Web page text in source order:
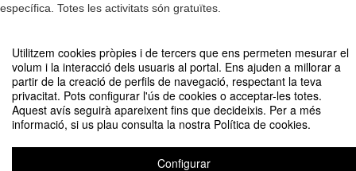
Utilitzem cookies pròpies i de tercers que ens permeten mesurar el
volum i la interacció dels usuaris al portal. Ens ajuden a millorar a
partir de la creació de perfils de navegació, respectant la teva
privacitat. Pots configurar l'ús de cookies o acceptar-les totes.
Aquest avís seguirà apareixent fins que decideixis. Per a més
informació, si us plau consulta la nostra Política de cookies.
Configurar
específica. Totes les activitats són gratuïtes.
6è CONGRÉS INTERNACIONAL MANUEL VÁZQUEZ MONTALBÁN